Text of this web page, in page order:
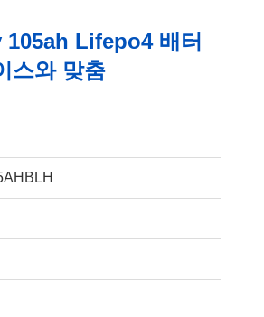
105ah Lifepo4 배터
스와 맞춤